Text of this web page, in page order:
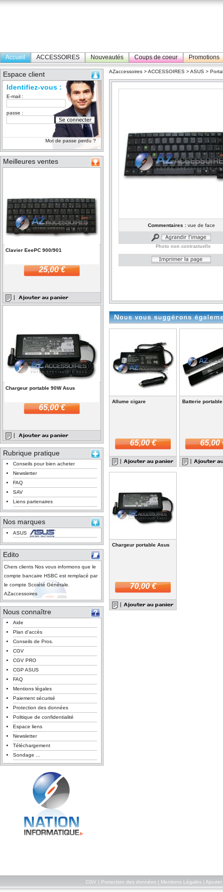
Accueil ACCESSOIRES Nouveautés Coups de coeur Promotions
Espace client
Identifiez-vous :
E-mail :
passe :
Mot de passe perdu ?
Meilleures ventes
Clavier EeePC 900/901
25,00 €
Chargeur portable 90W Asus
65,00 €
Rubrique pratique
Conseils pour bien acheter
Newsletter
FAQ
SAV
Liens partenaires
Nos marques
ASUS
Edito
Chers clients Nos vous informons que le
compte bancaire HSBC est remplacé par
le compte Scoiété Générale.
AZaccessoires
Nous connaître
Aide
Plan d'accès
Conseils de Pros.
CGV
CGV PRO
CGP ASUS
FAQ
Mentions légales
Paiement sécurisé
Protection des données
Politique de confidentialité
Espace liens
Newsletter
Téléchargement
Sondage ...
AZaccessoires >ACCESSOIRES >ASUS >
Commentaires :vue de face
Photo non contractuelle
Allume cigare
65,00 €
Batterie
65,00
Chargeur portable Asus
70,00 €
CGV Protection des données| Mentions Légales| Ajouter